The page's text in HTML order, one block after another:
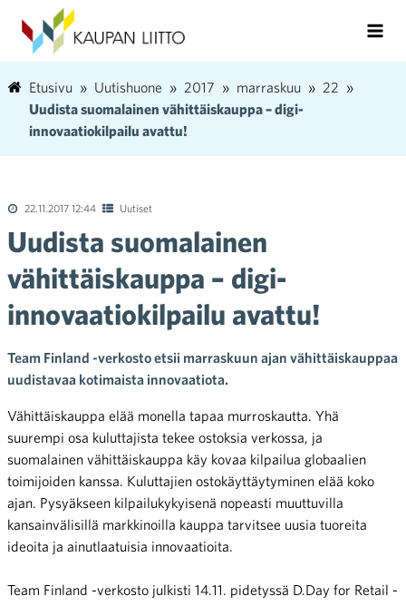
Etusivu Uutishuone 2017 marraskuu
22
Uudista suomalainen vähittäiskauppa – digi-
innovaatiokilpailu avattu!
22.11.2017 12:44 Uutiset
Uudista suomalainen
vähittäiskauppa – digi-
innovaatiokilpailu avattu!
Team Finland -verkosto etsii marraskuun ajan vähittäiskauppaa
uudistavaa kotimaista innovaatiota.
Vähittäiskauppa elää monella tapaa murroskautta. Yhä
suurempi osa kuluttajista tekee ostoksia verkossa, ja
suomalainen vähittäiskauppa käy kovaa kilpailua globaalien
toimijoiden kanssa. Kuluttajien ostokäyttäytyminen elää koko
ajan. Pysyäkseen kilpailukykyisenä nopeasti muuttuvilla
kansainvälisillä markkinoilla kauppa tarvitsee uusia tuoreita
ideoita ja ainutlaatuisia innovaatioita.
Team Finland -verkosto julkisti 14.11. pidetyssä D.Day for Retail -